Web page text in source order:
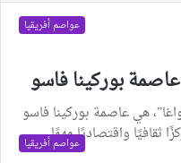
عواصم أفريقيا
بوركينا فاسو
هي عاصمة بوركينا فاسو
ثقافيًا واقتصاديًا مهمًا…
عواصم أفريقيا